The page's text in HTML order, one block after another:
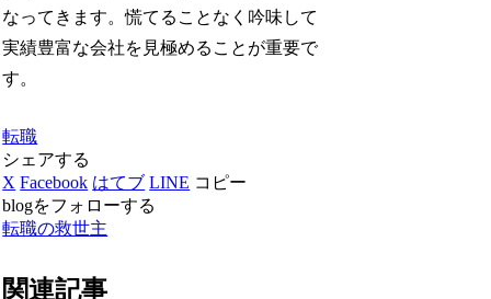
なってきます。慌てることなく吟味して
実績豊富な会社を見極めることが重要で
す。
転職
シェアする
X Facebook はてブ LINE コピー
blogをフォローする
転職の救世主
関連記事